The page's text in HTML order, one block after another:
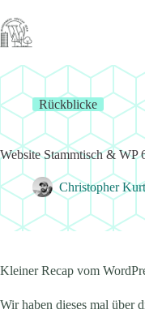
Inhalt
springen
Rückblicke
Website Stammtisch & WP
Christopher
Kleiner Recap vom
Wir haben dieses mal über